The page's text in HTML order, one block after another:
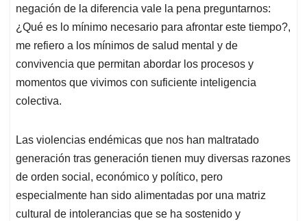
p
p
o
k
I
n
s
negación de la diferencia vale la pena preguntarnos:
¿Qué es lo mínimo necesario para afrontar este tiempo?,
me refiero a los mínimos de salud mental y de
convivencia que permitan abordar los procesos y
momentos que vivimos con suficiente inteligencia
colectiva.
Las violencias endémicas que nos han maltratado
generación tras generación tienen muy diversas razones
de orden social, económico y político, pero
especialmente han sido alimentadas por una matriz
cultural de intolerancias que se ha sostenido y